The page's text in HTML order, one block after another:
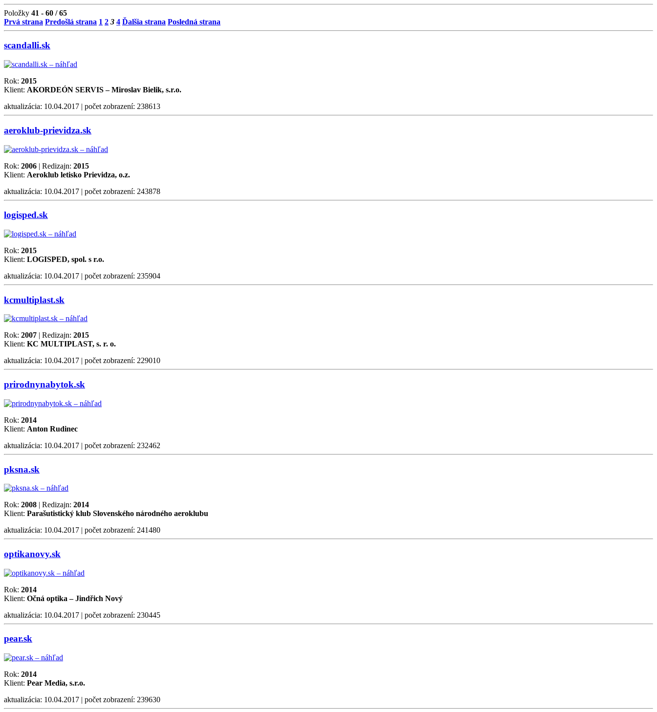
Položky 41 - 60 / 65
Prvá strana Predošlá strana 1 2 3 4 Ďalšia strana Posledná strana
scandalli.sk
Rok: 2015
Klient: AKORDEÓN SERVIS – Miroslav Bielik, s.r.o.
aktualizácia: 10.04.2017 | počet zobrazení: 238613
aeroklub-prievidza.sk
Rok: 2006 | Redizajn: 2015
Klient: Aeroklub letisko Prievidza, o.z.
aktualizácia: 10.04.2017 | počet zobrazení: 243878
logisped.sk
Rok: 2015
Klient: LOGISPED, spol. s r.o.
aktualizácia: 10.04.2017 | počet zobrazení: 235904
kcmultiplast.sk
Rok: 2007 | Redizajn: 2015
Klient: KC MULTIPLAST, s. r. o.
aktualizácia: 10.04.2017 | počet zobrazení: 229010
prirodnynabytok.sk
Rok: 2014
Klient: Anton Rudinec
aktualizácia: 10.04.2017 | počet zobrazení: 232462
pksna.sk
Rok: 2008 | Redizajn: 2014
Klient: Parašutistický klub Slovenského národného aeroklubu
aktualizácia: 10.04.2017 | počet zobrazení: 241480
optikanovy.sk
Rok: 2014
Klient: Očná optika – Jindřich Nový
aktualizácia: 10.04.2017 | počet zobrazení: 230445
pear.sk
Rok: 2014
Klient: Pear Media, s.r.o.
aktualizácia: 10.04.2017 | počet zobrazení: 239630